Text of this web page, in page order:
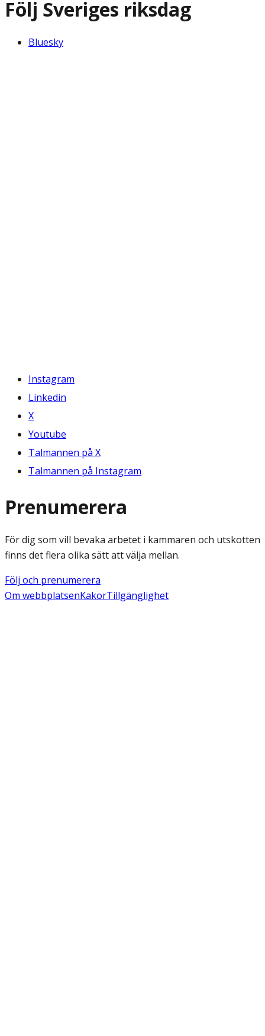
Följ Sveriges riksdag
Bluesky
Instagram
Linkedin
X
Youtube
Talmannen på X
Talmannen på Instagram
Prenumerera
För dig som vill bevaka arbetet i kammaren och utskotten
finns det flera olika sätt att välja mellan.
Följ och prenumerera
Om webbplatsenKakorTillgänglighet